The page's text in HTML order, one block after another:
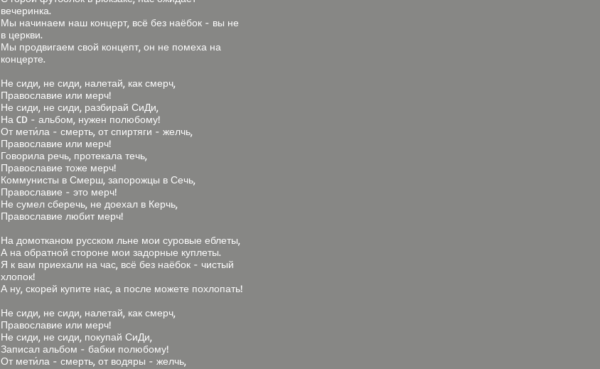
вечеринка.
Мы начинаем наш концерт, всё без наёбок - вы не
в церкви.
Мы продвигаем свой концепт, он не помеха на
концерте.
Не сиди, не сиди, налетай, как смерч,
Православие или мерч!
Не сиди, не сиди, разбирай СиДи,
На CD - альбом, нужен полюбому!
От мети́ла - смерть, от спиртяги - желчь,
Православие или мерч!
Говорила речь, протекала течь,
Православие тоже мерч!
Коммунисты в Смерш, запорожцы в Сечь,
Православие - это мерч!
Не сумел сберечь, не доехал в Керчь,
Православие любит мерч!
На домотканом русском льне мои суровые еблеты,
А на обратной стороне мои задорные куплеты.
Я к вам приехали на час, всё без наёбок - чистый
хлопок!
А ну, скорей купите нас, а после можете похлопать!
Не сиди, не сиди, налетай, как смерч,
Православие или мерч!
Не сиди, не сиди, покупай СиДи,
Записал альбом - бабки полюбому!
От мети́ла - смерть, от водяры - желчь,